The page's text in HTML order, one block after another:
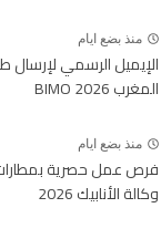
منذ بضع ايام
الإيميل الرسمي
المغرب BIMO 2026
منذ بضع ايام
فرص عمل حصرية
وكالة الأنابيك 2026